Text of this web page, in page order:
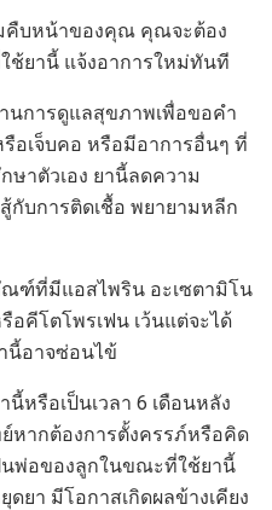
คืบหน้าของคุณ คุณจะต้อง
ช้ยานี้ แจ้งอาการใหม่ทันที
นการดูแลสุขภาพเพื่อขอคำ
เจ็บคอ หรือมีอาการอื่นๆ ที่
ษาตัวเอง ยานี้ลดความ
กับการติดเชื้อ พยายามหลีก
ณฑ์ที่มีแอสไพริน อะเซตามิโน
อคีโตโพรเฟน เว้นแต่จะได้
นี้อาจซ่อนไข้
หรือเป็นเวลา 6 เดือนหลัง
หากต้องการตั้งครรภ์หรือคิด
นพ่อของลูกในขณะที่ใช้ยานี้
ดยา มีโอกาสเกิดผลข้างเคียง